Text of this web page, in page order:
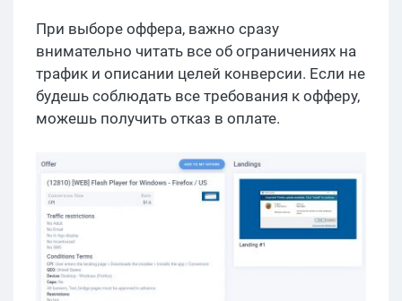
При выборе оффера, важно сразу
внимательно читать все об ограничениях на
трафик и описании целей конверсии. Если не
будешь соблюдать все требования к офферу,
можешь получить отказ в оплате.